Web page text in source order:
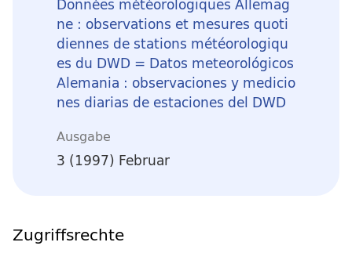
ne : observations et mesures quoti
diennes de stations météorologiqu
es du DWD = Datos meteorológicos
Alemania : observaciones y medicio
nes diarias de estaciones del DWD
Ausgabe
3 (1997) Februar
Zugriffsrechte